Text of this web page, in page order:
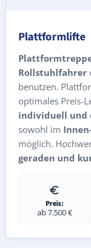
Plattformlifte
Rollstuhlfahrer
benutzen.
optimales Preis-
individuell und
sowohl im
möglich.
geraden und
Preis:
ab 7.500 €